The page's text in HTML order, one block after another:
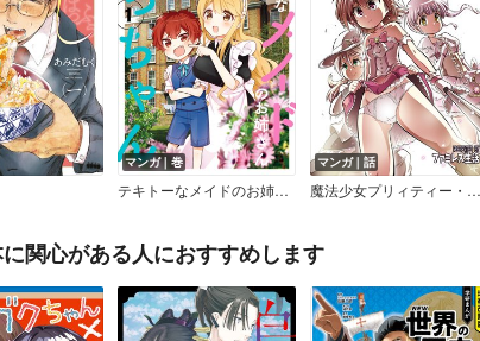
マンガ｜巻
テキトーなメイドのお姉さんと偉そうで一途な坊っちゃん
マンガ｜話
魔法少女プリィティー・スミ
関心がある人におすすめします